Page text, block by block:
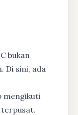
bukan
Di sini, ada
mengikuti